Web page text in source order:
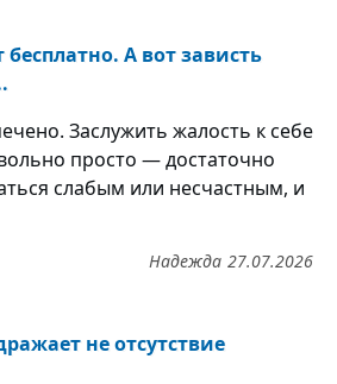
А вот зависть
Заслужить жалость к себе
просто — достаточно
слабым или несчастным, и
27.07.2026
Надежда
не отсутствие